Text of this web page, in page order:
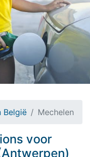
België Mechelen
voor